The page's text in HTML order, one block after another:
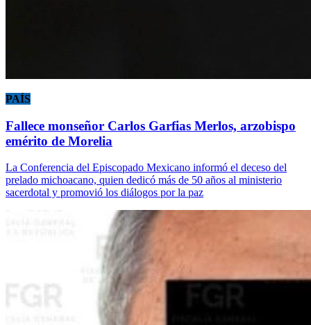
PAÍS
Fallece monseñor Carlos Garfias Merlos, arzobispo
emérito de Morelia
La Conferencia del Episcopado Mexicano informó el deceso del
prelado michoacano, quien dedicó más de 50 años al ministerio
sacerdotal y promovió los diálogos por la paz